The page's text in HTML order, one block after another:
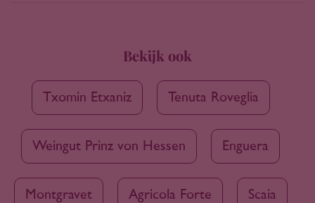
Bekijk ook
Txomin Etxaniz Tenuta Roveglia
Weingut Prinz von Hessen Enguera
Montgravet Agricola Forte Scaia